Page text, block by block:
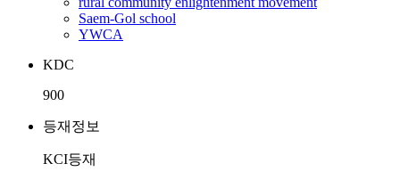
Saem-Gol school
YWCA
KDC
900
등재정보
KCI등재